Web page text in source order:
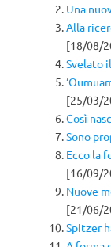
Una
Alla
[18/08/
Svelato
[25/03/
Così
Sono
Ecco la
[16/09/
Nuove
[21/06/
Spitzer